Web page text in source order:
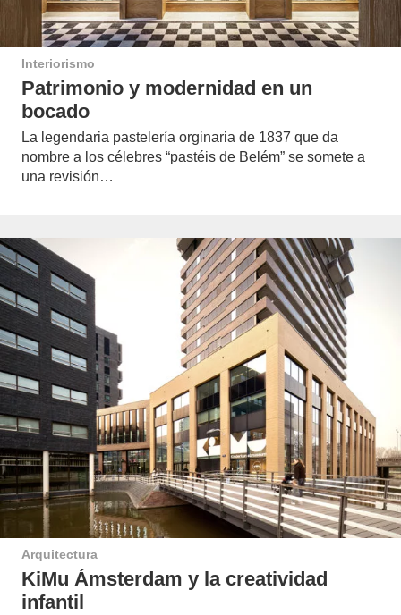
Interiorismo
Patrimonio y modernidad en un
bocado
La legendaria pastelería orginaria de 1837 que da
nombre a los célebres “pastéis de Belém” se somete a
una revisión…
Arquitectura
KiMu Ámsterdam y la creatividad
infantil